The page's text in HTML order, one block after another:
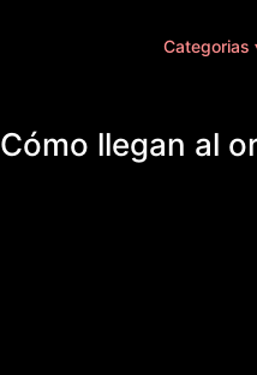
Categorias
Cómo llegan al